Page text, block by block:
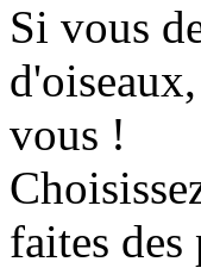
Si vous
vous !
faites des